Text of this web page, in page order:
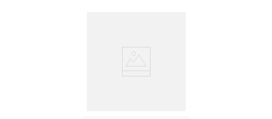
que a torna uma escolha excelente para a